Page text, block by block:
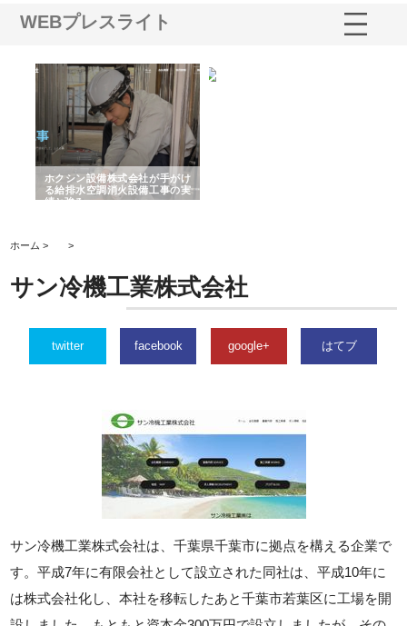
WEBプレスライト
ホクシン設備株式会社が手がけ
る給排水空調消火設備工事の実
績と強み
ホーム > >
サン冷機工業株式会社
twitter facebook google+ はてブ
サン冷機工業株式会社は、千葉県千葉市に拠点を構える企業で
す。平成7年に有限会社として設立された同社は、平成10年に
は株式会社化し、本社を移転したあと千葉市若葉区に工場を開